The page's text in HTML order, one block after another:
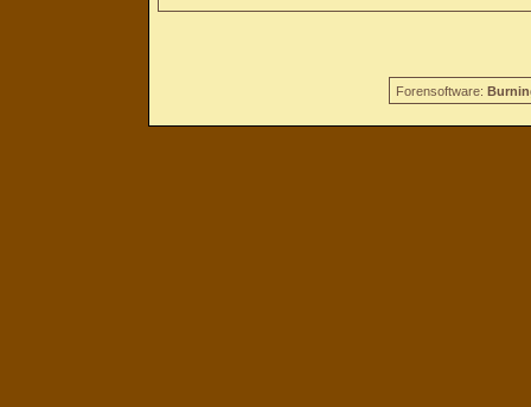
Forensoftware: